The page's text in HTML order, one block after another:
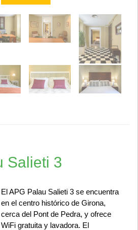
Salieti 3
El APG Palau Salieti 3 se encuentra
en el centro histórico de Girona,
cerca del Pont de Pedra, y ofrece
WiFi gratuita y lavadora. El